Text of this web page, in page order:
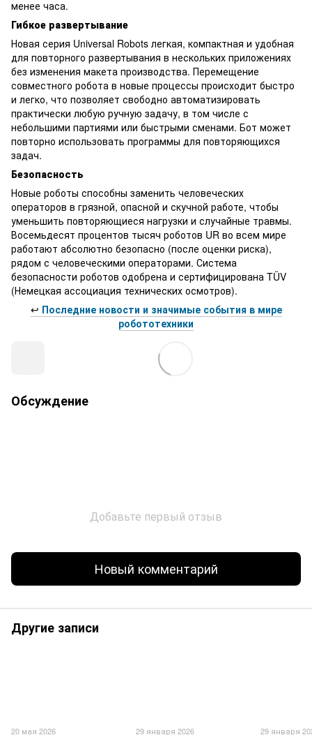
менее часа.
Гибкое развертывание
Новая серия Universal Robots легкая, компактная и удобная
для повторного развертывания в нескольких приложениях
без изменения макета производства. Перемещение
совместного робота в новые процессы происходит быстро
и легко, что позволяет свободно автоматизировать
практически любую ручную задачу, в том числе с
небольшими партиями или быстрыми сменами. Бот может
повторно использовать программы для повторяющихся
задач.
Безопасность
Новые роботы способны заменить человеческих
операторов в грязной, опасной и скучной работе, чтобы
уменьшить повторяющиеся нагрузки и случайные травмы.
Восемьдесят процентов тысяч роботов UR во всем мире
работают абсолютно безопасно (после оценки риска),
рядом с человеческими операторами. Система
безопасности роботов одобрена и сертифицирована TÜV
(Немецкая ассоциация технических осмотров).
↩️ Последние новости и значимые события в мире
робототехники
Обсуждение
Добавьте первый отзыв
Новый комментарий
Другие записи
20 мая 2026 29 января 2026 29 января